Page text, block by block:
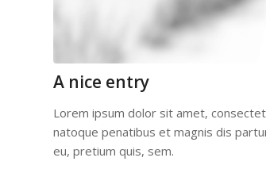
A nice entry
Lorem ipsum dolor sit amet,
natoque penatibus et magnis dis
eu, pretium quis, sem.